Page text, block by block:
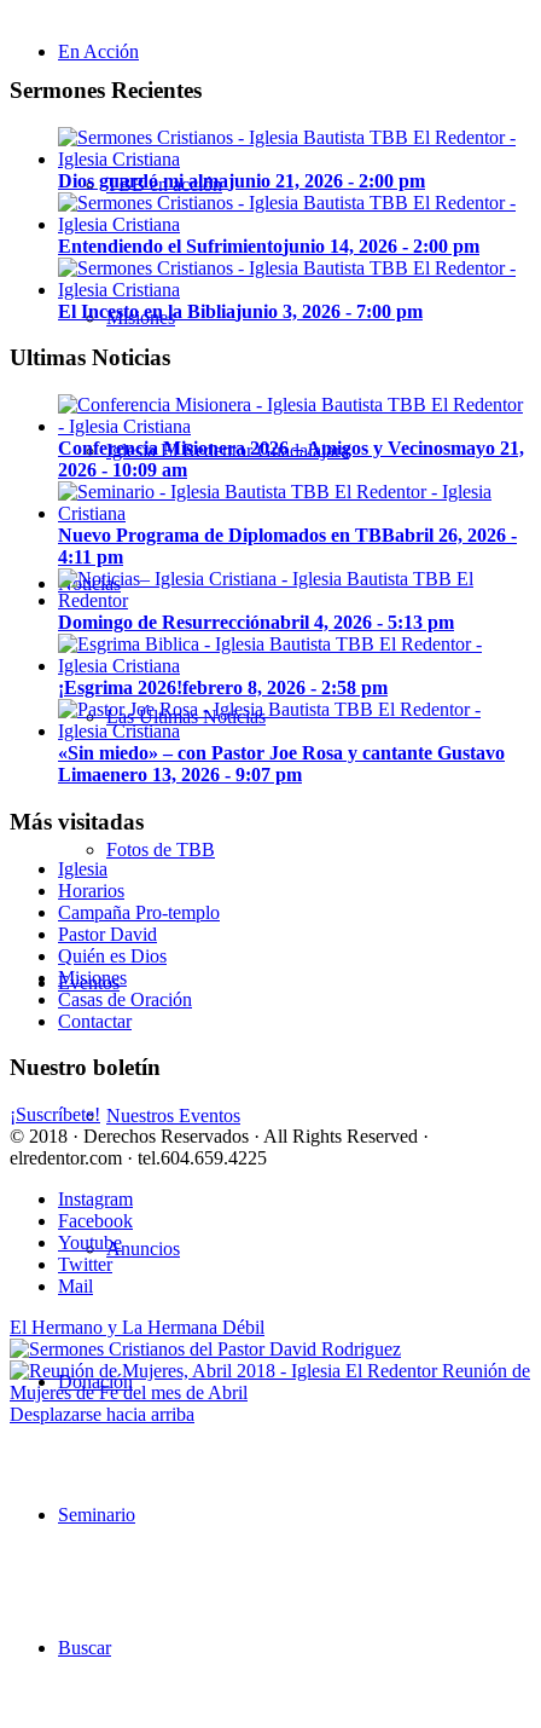
En Acción
TBB en acción
Misiones
Iglesia El Redentor Guadalajara
Noticias
Las Últimas Noticias
Fotos de TBB
Eventos
Nuestros Eventos
Anuncios
Donación
Seminario
Buscar
Sermones Recientes
Dios guardó mi almajunio 21, 2026 - 2:00 pm
Entendiendo el Sufrimientojunio 14, 2026 - 2:00 pm
El Incesto en la Bibliajunio 3, 2026 - 7:00 pm
Ultimas Noticias
Conferencia Misionera 2026 – Amigos y Vecinosmayo 21,
2026 - 10:09 am
Nuevo Programa de Diplomados en TBBabril 26, 2026 -
4:11 pm
Domingo de Resurrecciónabril 4, 2026 - 5:13 pm
¡Esgrima 2026!febrero 8, 2026 - 2:58 pm
«Sin miedo» – con Pastor Joe Rosa y cantante Gustavo
Limaenero 13, 2026 - 9:07 pm
Más visitadas
Iglesia
Horarios
Campaña Pro-templo
Pastor David
Quién es Dios
Misiones
Casas de Oración
Contactar
Nuestro boletín
¡Suscríbete!
© 2018 · Derechos Reservados · All Rights Reserved ·
elredentor.com · tel.604.659.4225
Instagram
Facebook
Youtube
Twitter
Mail
El Hermano y La Hermana Débil
Reunión de
Mujeres de Fe del mes de Abril
Desplazarse hacia arriba